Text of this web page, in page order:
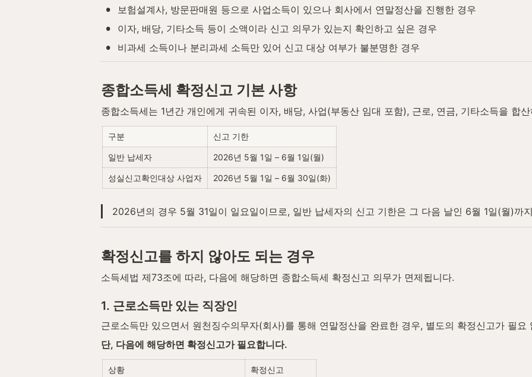
• 보험설계사, 방문판매원 등으로 사업소득이 있으나 회사에서 연말정산을 진행한 경우
• 이자, 배당, 기타소득 등이 소액이라 신고 의무가 있는지 확인하고 싶은 경우
• 비과세 소득이나 분리과세 소득만 있어 신고 대상 여부가 불분명한 경우
종합소득세 확정신고 기본 사항
종합소득세는 1년간 개인에게 귀속된 이자, 배당, 사업(부동산 임대 포함), 근로, 연금, 기타소득을 합
구분 신고 기한
일반 납세자 2026년 5월 1일 – 6월 1일(월)
성실신고확인대상 사업자 2026년 5월 1일 – 6월 30일(화)
2026년의 경우 5월 31일이 일요일이므로, 일반 납세자의 신고 기한은 그 다음 날인 6월 1일(월)까
확정신고를 하지 않아도 되는 경우
소득세법 제73조에 따라, 다음에 해당하면 종합소득세 확정신고 의무가 면제됩니다.
1. 근로소득만 있는 직장인
근로소득만 있으면서 원천징수의무자(회사)를 통해 연말정산을 완료한 경우, 별도의 확정신고가 필요
단, 다음에 해당하면 확정신고가 필요합니다.
상황 확정신고